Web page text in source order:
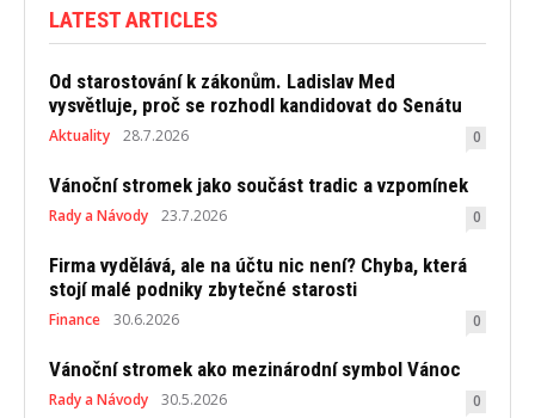
LATEST ARTICLES
Od starostování k zákonům. Ladislav Med
vysvětluje, proč se rozhodl kandidovat do Senátu
Aktuality 28.7.2026 0
Vánoční stromek jako součást tradic a vzpomínek
Rady a Návody 23.7.2026 0
Firma vydělává, ale na účtu nic není? Chyba, která
stojí malé podniky zbytečné starosti
Finance 30.6.2026 0
Vánoční stromek ako mezinárodní symbol Vánoc
Rady a Návody 30.5.2026 0